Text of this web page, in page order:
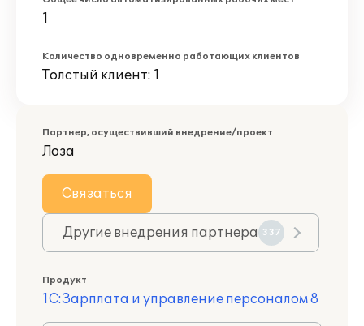
1
Количество одновременно работающих клиентов
Толстый клиент: 1
Партнер, осуществивший внедрение/проект
Лоза
Связаться
Другие внедрения партнера 337
Продукт
1С:Зарплата и управление персоналом 8